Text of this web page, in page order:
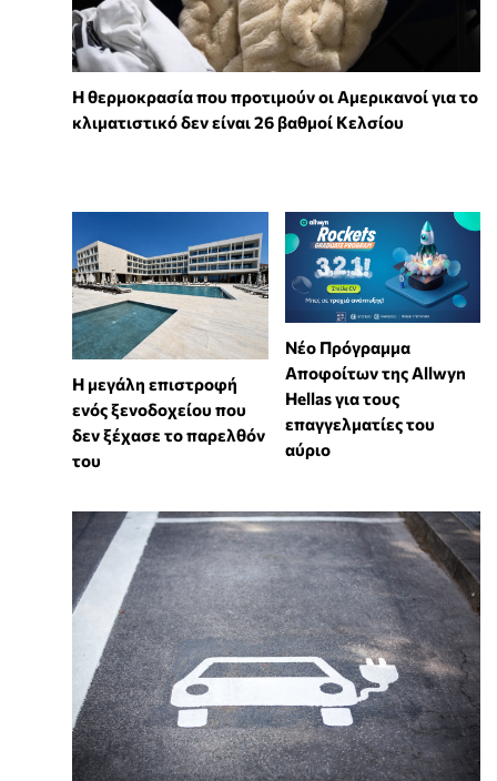
Η θερμοκρασία που προτιμούν οι Αμερικανοί για το
κλιματιστικό δεν είναι 26 βαθμοί Κελσίου
Η μεγάλη επιστροφή
ενός ξενοδοχείου που
δεν ξέχασε το παρελθόν
του
Νέο Πρόγραμμα
Αποφοίτων της Allwyn
Hellas για τους
επαγγελματίες του
αύριο